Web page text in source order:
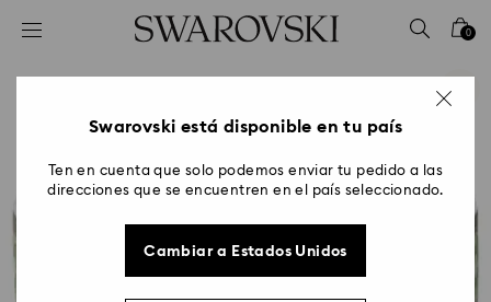
Accesskeys list
2 - Footer
0
Swarovski está disponible en tu país
Ten en cuenta que solo podemos enviar tu pedido a las
direcciones que se encuentren en el país seleccionado.
Cambiar a Estados Unidos